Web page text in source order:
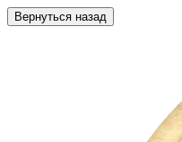
Вернуться назад